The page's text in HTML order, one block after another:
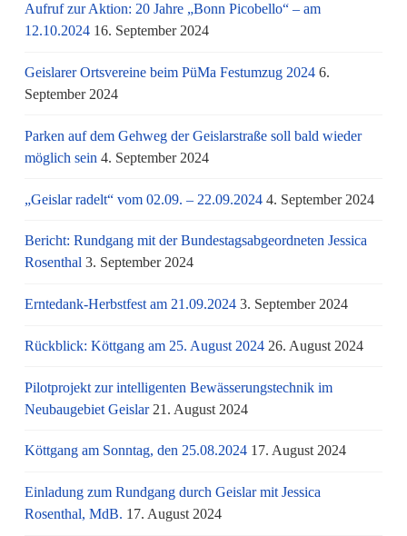
Aufruf zur Aktion: 20 Jahre „Bonn Picobello“ – am
12.10.2024 16. September 2024
Geislarer Ortsvereine beim PüMa Festumzug 2024 6.
September 2024
Parken auf dem Gehweg der Geislarstraße soll bald wieder
möglich sein 4. September 2024
„Geislar radelt“ vom 02.09. – 22.09.2024 4. September 2024
Bericht: Rundgang mit der Bundestagsabgeordneten Jessica
Rosenthal 3. September 2024
Erntedank-Herbstfest am 21.09.2024 3. September 2024
Rückblick: Köttgang am 25. August 2024 26. August 2024
Pilotprojekt zur intelligenten Bewässerungstechnik im
Neubaugebiet Geislar 21. August 2024
Köttgang am Sonntag, den 25.08.2024 17. August 2024
Einladung zum Rundgang durch Geislar mit Jessica
Rosenthal, MdB. 17. August 2024